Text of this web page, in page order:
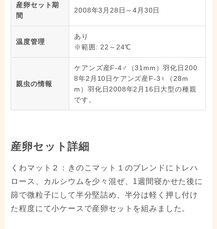
産卵セット期
間
2008年3月28日～4月30日
温度管理
あり
※範囲: 22～24℃
親虫の情報
ケアンズ産F-4♂（31mm）羽化日200
8年2月10日ケアンズ産F-3♀（28m
m）羽化日2008年2月16日大型の種親
です。
産卵セット詳細
くわマット２：きのこマット１のブレンドにトレハ
ロース、カルシウムを少々混ぜ、1週間寝かせた後に
篩で微粒子にして半分堅詰め、半分は軽く押し付け
た程度にて小ケースで産卵セットを組みました。